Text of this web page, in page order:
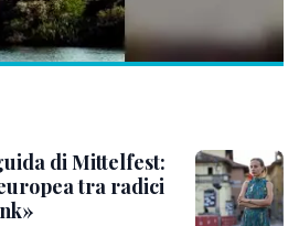
di Mittelfest:
tra radici